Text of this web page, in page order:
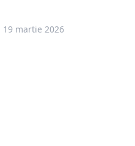
19 martie 2026